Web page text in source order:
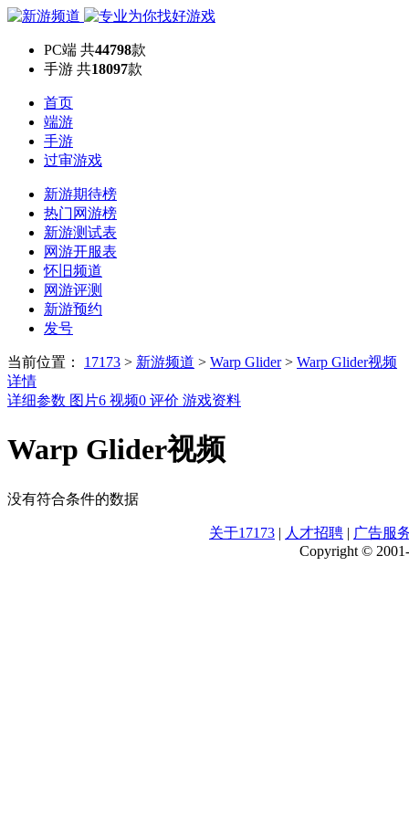
PC端 共44798款
手游 共18097款
首页
端游
手游
过审游戏
新游期待榜
热门网游榜
新游测试表
网游开服表
怀旧频道
网游评测
新游预约
发号
当前位置： 17173 > 新游频道 > Warp Glider> Warp Glider视频
详情
详细参数 图片6 视频0 评价 游戏资料
Warp Glider视频
没有符合条件的数据
关于17173 | 人才招聘 | 广告服
Copyright ©